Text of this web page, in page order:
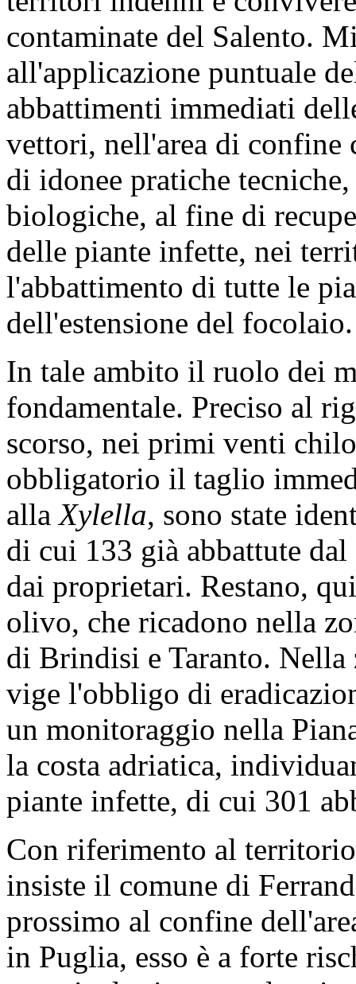
contaminate del Salento.
all'applicazione puntuale
abbattimenti immediati
vettori, nell'area di confine
di idonee pratiche
biologiche, al fine di
delle piante infette, nei
l'abbattimento di tutte le
dell'estensione del focolaio.
In tale ambito il ruolo dei
fondamentale. Preciso al
scorso, nei primi venti
obbligatorio il taglio
allaXylella, sono state
di cui 133 già abbattute
dai proprietari. Restano,
olivo, che ricadono nella
di Brindisi e Taranto.
vige l'obbligo di
un monitoraggio nella
la costa adriatica,
piante infette, di cui 301
Con riferimento al
insiste il comune di
prossimo al confine
in Puglia, esso è a forte